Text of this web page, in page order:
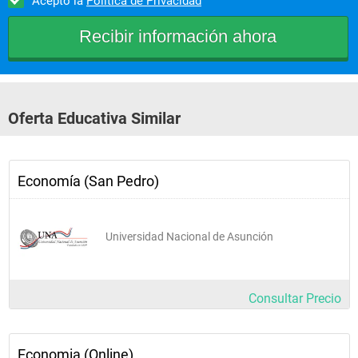
financiera para la toma de decisiones.
Tener capacidad para realizar estudios de factibilidad para
dar una sólida formación en la gestión y aplicación de
Establecer el aprendizaje del idioma inglés como
herramienta investigativa y factor determinante para
competir a nivel nacional e internacional.
futuro economista para su desenvolvimiento en actos
públicos y privados.
Oferta Educativa Similar
Economía (San Pedro)
Universidad Nacional de Asunción
Consultar Precio
Economia (Online)